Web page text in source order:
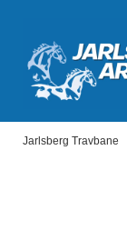
Jarlsberg Travbane